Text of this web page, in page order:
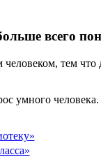
всего
тем что
умного человека.